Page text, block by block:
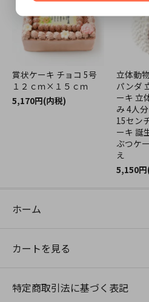
賞状ケーキ チョコ 5号
１２ｃｍ×１５ｃｍ
5,170円(内税)
立体動
パンダ
ーキ 立
み 4人
15セン
ーキ 誕
ぶつケ
え
5,150円
ホーム
カートを見る
特定商取引法に基づく表記